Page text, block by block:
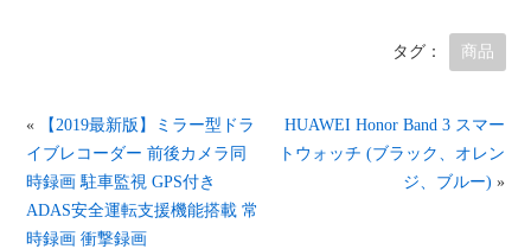
タグ： 商品
«
【2019最新版】ミラー型ドラ
イブレコーダー 前後カメラ同
時録画 駐車監視 GPS付き
ADAS安全運転支援機能搭載 常
時録画 衝撃録画
HUAWEI Honor Band 3 スマー
トウォッチ (ブラック、オレン
ジ、ブルー) »